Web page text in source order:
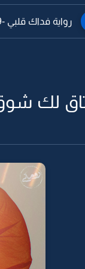
رواية فداك قلبي -9
لك